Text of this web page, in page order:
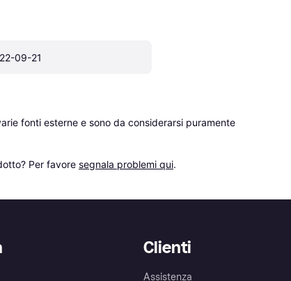
09-21
fonti esterne e sono da considerarsi puramente
Per favore segnala problemi qui.
Clienti
Assistenza